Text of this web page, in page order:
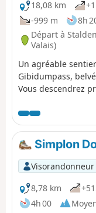
18,08 km
-999 m
8h
Départ à
Valais)
Un agréable
Gibidumpass,
Vous descendrez
sera le dernier col
boucle et aussi
Fletschorn. En
Monte Leone
Simplon
Visorandonneur
8,78 km
4h 00